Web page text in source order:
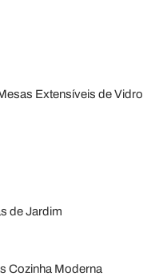
Extensíveis de Vidro
de Jardim
Cozinha Moderna